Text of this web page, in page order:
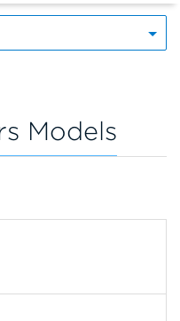
Models